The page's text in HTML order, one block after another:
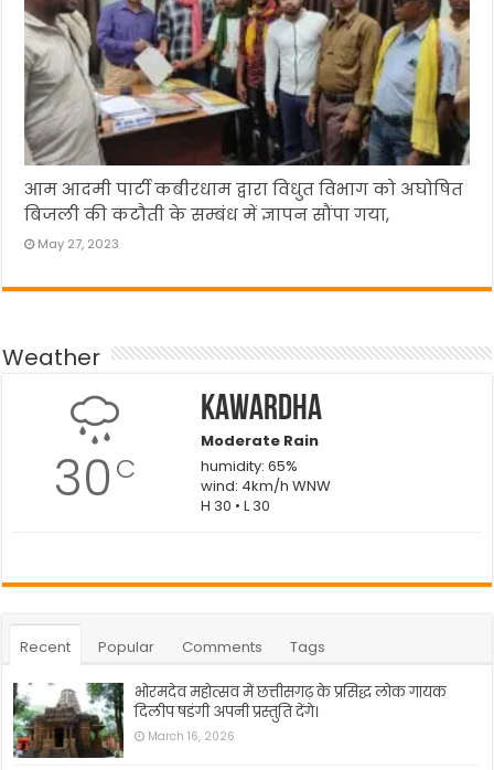
आम आदमी पार्टी कबीरधाम द्वारा विधुत विभाग को अघोषित
बिजली की कटौती के सम्बंध में ज्ञापन सौंपा गया,
May 27, 2023
Weather
30 C
Kawardha
Moderate Rain
humidity: 65%
wind: 4km/h WNW
H 30 • L 30
Recent Popular Comments Tags
भोरमदेव महोत्सव में छत्तीसगढ़ के प्रसिद्ध लोक गायक
दिलीप षडंगी अपनी प्रस्तुति देंगे।
March 16, 2026